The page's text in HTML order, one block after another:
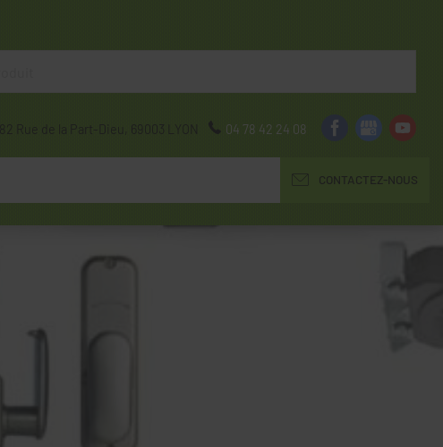
82 Rue de la Part-Dieu, 69003 LYON 04 78 42 24 08
CONTACTEZ-NOUS